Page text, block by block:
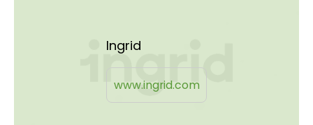
Ingrid
www.ingrid.com